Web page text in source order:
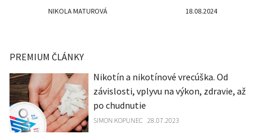
NIKOLA MATUROVÁ 18.08.2024
PREMIUM ČLÁNKY
Nikotín a nikotínové vrecúška. Od
závislosti, vplyvu na výkon, zdravie, až
po chudnutie
SIMON KOPUNEC 28.07.2023